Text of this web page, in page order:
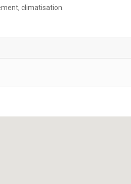
climatisation.